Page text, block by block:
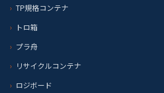
TP規格コンテナ
トロ箱
プラ舟
リサイクルコンテナ
ロジボード